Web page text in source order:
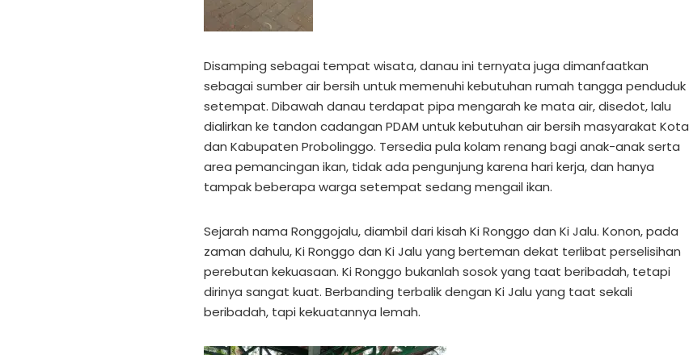
Disamping sebagai tempat wisata, danau ini ternyata juga dimanfaatkan
sebagai sumber air bersih untuk memenuhi kebutuhan rumah tangga penduduk
setempat. Dibawah danau terdapat pipa mengarah ke mata air, disedot, lalu
dialirkan ke tandon cadangan PDAM untuk kebutuhan air bersih masyarakat Kota
dan Kabupaten Probolinggo. Tersedia pula kolam renang bagi anak-anak serta
area pemancingan ikan, tidak ada pengunjung karena hari kerja, dan hanya
tampak beberapa warga setempat sedang mengail ikan.
Sejarah nama Ronggojalu, diambil dari kisah Ki Ronggo dan Ki Jalu. Konon, pada
zaman dahulu, Ki Ronggo dan Ki Jalu yang berteman dekat terlibat perselisihan
perebutan kekuasaan. Ki Ronggo bukanlah sosok yang taat beribadah, tetapi
dirinya sangat kuat. Berbanding terbalik dengan Ki Jalu yang taat sekali
beribadah, tapi kekuatannya lemah.